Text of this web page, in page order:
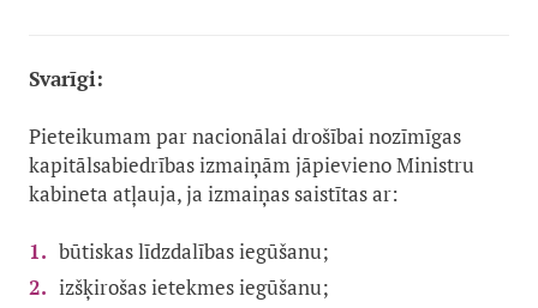
Svarīgi:
Pieteikumam par nacionālai drošībai nozīmīgas
kapitālsabiedrības izmaiņām jāpievieno Ministru
kabineta atļauja, ja izmaiņas saistītas ar:
būtiskas līdzdalības iegūšanu;
izšķirošas ietekmes iegūšanu;